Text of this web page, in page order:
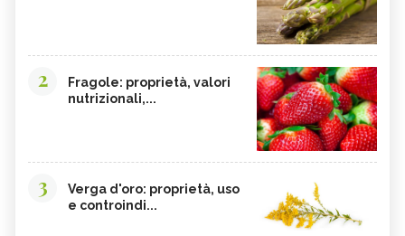
2
Fragole: proprietà, valori
nutrizionali,...
3
Verga d'oro: proprietà, uso
e controindi...